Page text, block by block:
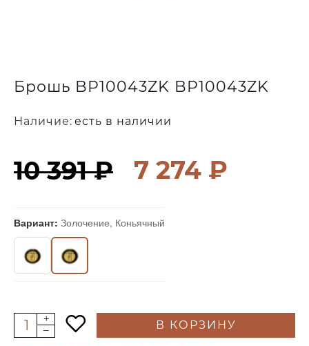
Брошь BP10043ZK BP10043ZK
7 274 ₽
10 391 ₽
Вариант: Золочение, Коньячный
Наличие: есть в наличии
В КОРЗИНУ